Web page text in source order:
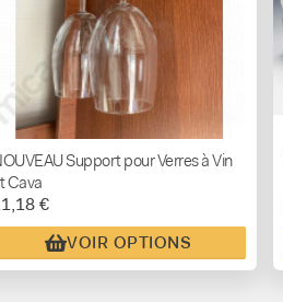
Support pour Verres à Vin
Cava
€
VOIR OPTIONS